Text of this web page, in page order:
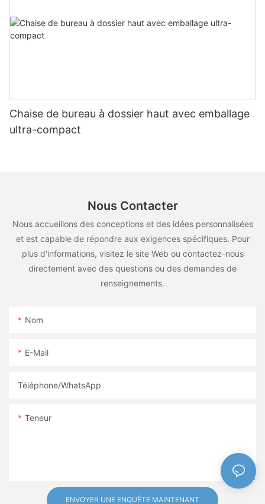
Chaise de bureau à dossier haut avec emballage
ultra-compact
Nous Contacter
Nous accueillons des conceptions et des idées personnalisées
et est capable de répondre aux exigences spécifiques. Pour
plus d'informations, visitez le site Web ou contactez-nous
directement avec des questions ou des demandes de
renseignements.
Nom
E-Mail
Téléphone/WhatsApp
Teneur
ENVOYER UNE ENQUÊTE MAINTENANT